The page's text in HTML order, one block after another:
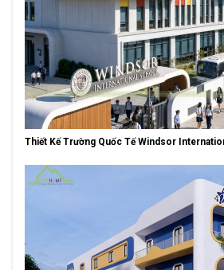
Thiết Kế Trường Quốc Tế Windsor